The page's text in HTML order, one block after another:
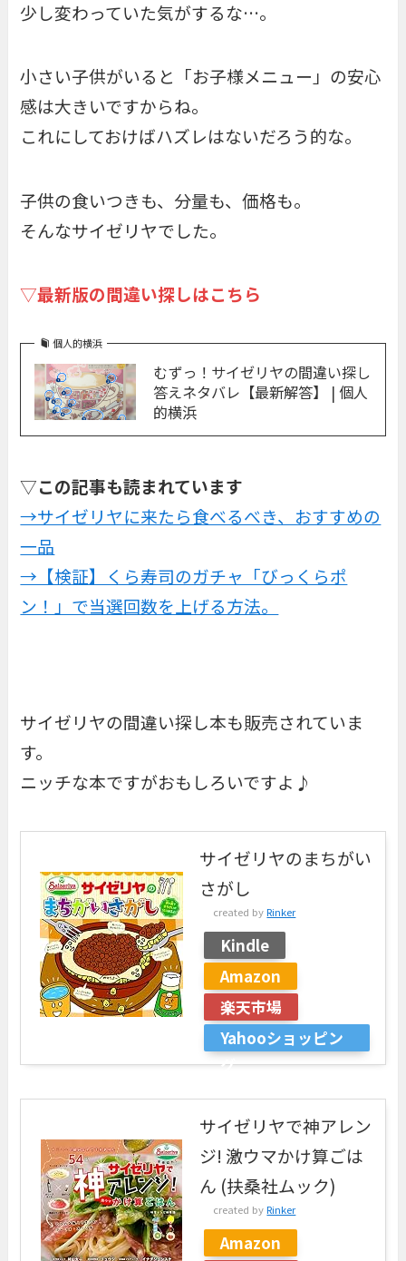
少し変わっていた気がするな…。
小さい子供がいると「お子様メニュー」の安心
感は大きいですからね。
これにしておけばハズレはないだろう的な。
子供の食いつきも、分量も、価格も。
そんなサイゼリヤでした。
▽最新版の間違い探しはこちら
個人的横浜
むずっ！サイゼリヤの間違い探し
答えネタバレ【最新解答】 | 個人
的横浜
▽この記事も読まれています
→サイゼリヤに来たら食べるべき、おすすめの
一品
→【検証】くら寿司のガチャ「びっくらポ
ン！」で当選回数を上げる方法。
サイゼリヤの間違い探し本も販売されていま
す。
ニッチな本ですがおもしろいですよ♪
サイゼリヤのまちがい
さがし
created byRinker
Kindle
Amazon
楽天市場
Yahooショッピン
グ
サイゼリヤで神アレン
ジ! 激ウマかけ算ごは
ん (扶桑社ムック)
created byRinker
Amazon